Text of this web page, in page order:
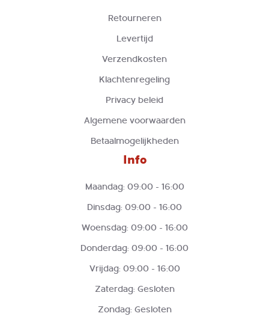
Retourneren
Levertijd
Verzendkosten
Klachtenregeling
Privacy beleid
Algemene voorwaarden
Betaalmogelijkheden
Info
Maandag: 09:00 - 16:00
Dinsdag: 09:00 - 16:00
Woensdag: 09:00 - 16:00
Donderdag: 09:00 - 16:00
Vrijdag: 09:00 - 16:00
Zaterdag: Gesloten
Zondag: Gesloten